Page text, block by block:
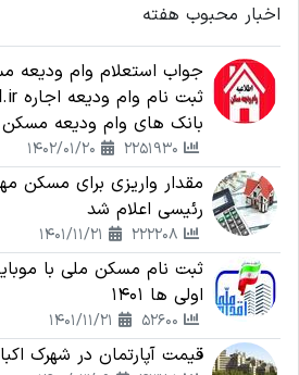
اخبار محبوب هفته
جواب استعلام وام
بانک های وام ودیعه مسکن
رئیسی اعلام شد
ثبت نام مسکن ملی با
اولی ها 1401
قیمت آپارتمان در شهرک